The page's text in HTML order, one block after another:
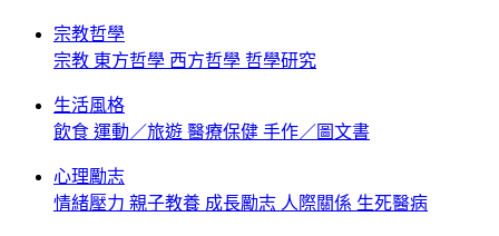
宗教哲學
宗教 東方哲學 西方哲學 哲學研究
生活風格
飲食 運動／旅遊 醫療保健 手作／圖文書
心理勵志
情緒壓力 親子教養 成長勵志 人際關係 生死醫病